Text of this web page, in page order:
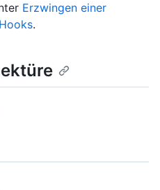
Erzwingen einer
.